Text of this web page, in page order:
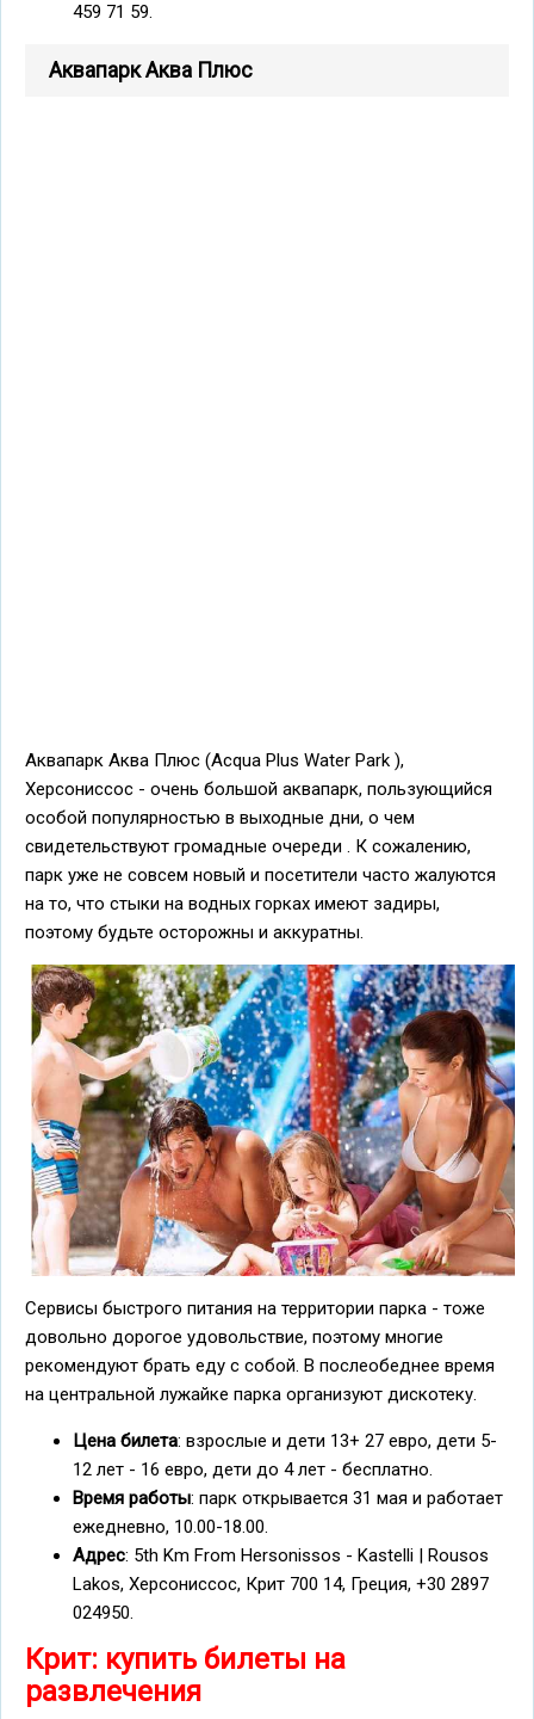
459 71 59.
Аквапарк Аква Плюс
Аквапарк Аква Плюс (Acqua Plus Water Park ),
Херсониссос - очень большой аквапарк, пользующийся
особой популярностью в выходные дни, о чем
свидетельствуют громадные очереди . К сожалению,
парк уже не совсем новый и посетители часто жалуются
на то, что стыки на водных горках имеют задиры,
поэтому будьте осторожны и аккуратны.
Сервисы быстрого питания на территории парка - тоже
довольно дорогое удовольствие, поэтому многие
рекомендуют брать еду с собой. В послеобеднее время
на центральной лужайке парка организуют дискотеку.
Цена билета: взрослые и дети 13+ 27 евро, дети 5-
12 лет - 16 евро, дети до 4 лет - бесплатно.
Время работы: парк открывается 31 мая и работает
ежедневно, 10.00-18.00.
Адрес: 5th Km From Hersonissos - Kastelli | Rousos
Lakos, Херсониссос, Крит 700 14, Греция, +30 2897
024950.
Крит: купить билеты на
развлечения